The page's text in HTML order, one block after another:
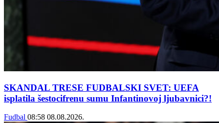
SKANDAL TRESE FUDBALSKI SVET: UEFA
isplatila šestocifrenu sumu Infantinovoj ljubavnici?!
Fudbal 08:58 08.08.2026.